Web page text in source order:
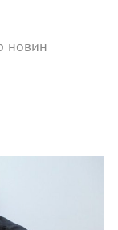
новин